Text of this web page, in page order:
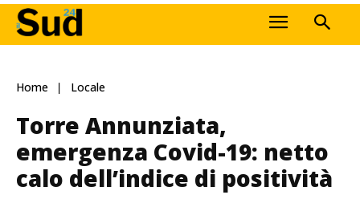
Home Locale
Torre Annunziata,
emergenza Covid-19: netto
calo dell’indice di positività